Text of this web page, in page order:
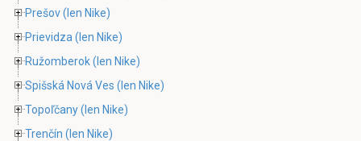
Prešov(len Nike)
Prievidza (len Nike)
Ružomberok(len Nike)
Spišská Nová Ves (len Nike)
Topoľčany(len Nike)
Trenčín (len Nike)